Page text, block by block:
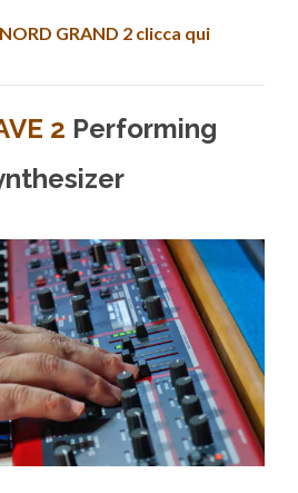
GRAND 2 clicca qui
2 Performing